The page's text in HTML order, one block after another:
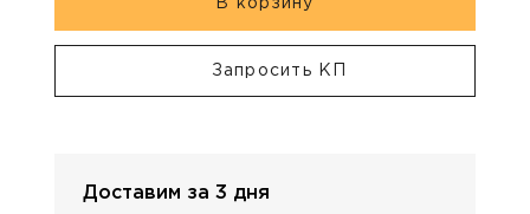
В корзину
Запросить КП
Доставим за 3 дня